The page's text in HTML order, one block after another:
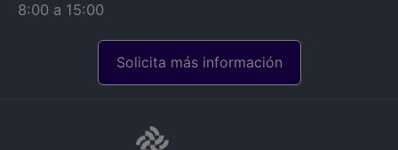
8:00 a 15:00
Solicita más información